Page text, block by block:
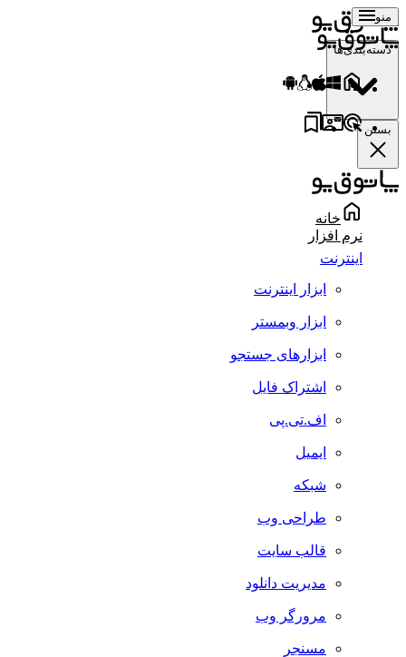
منو
دسته‌بندی‌ها
بستن
خانه
نرم افزار
اینترنت
ابزار اینترنت
ابزار وبمستر
ابزارهای جستجو
اشتراک فایل
اف.تی.پی
ایمیل
شبکه
طراحی وب
قالب سایت
مدیریت دانلود
مرورگر وب
مسنجر